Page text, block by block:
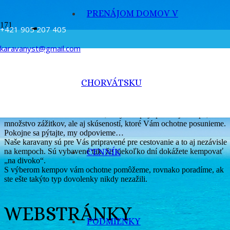
+421 905 207 405
karavanyst@gmail.com
PRENÁJOM DOMOV V
CHORVÁTSKU
CENNÍK
PODMIENKY
pol10
množstvo zážitkov, ale aj skúseností, ktoré Vám ochotne posunieme.
Pokojne sa pýtajte, my odpovieme…
Naše karavany sú pre Vás pripravené pre cestovanie a to aj nezávisle
na kempoch. Sú vybavené tak, že niekoľko dní dokážete kempovať
„na divoko“.
S výberom kempov vám ochotne pomôžeme, rovnako poradíme, ak
ste ešte takýto typ dovolenky nikdy nezažili.
WEBSTRÁNKY